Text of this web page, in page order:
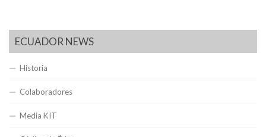
ECUADOR NEWS
Historia
Colaboradores
Media KIT